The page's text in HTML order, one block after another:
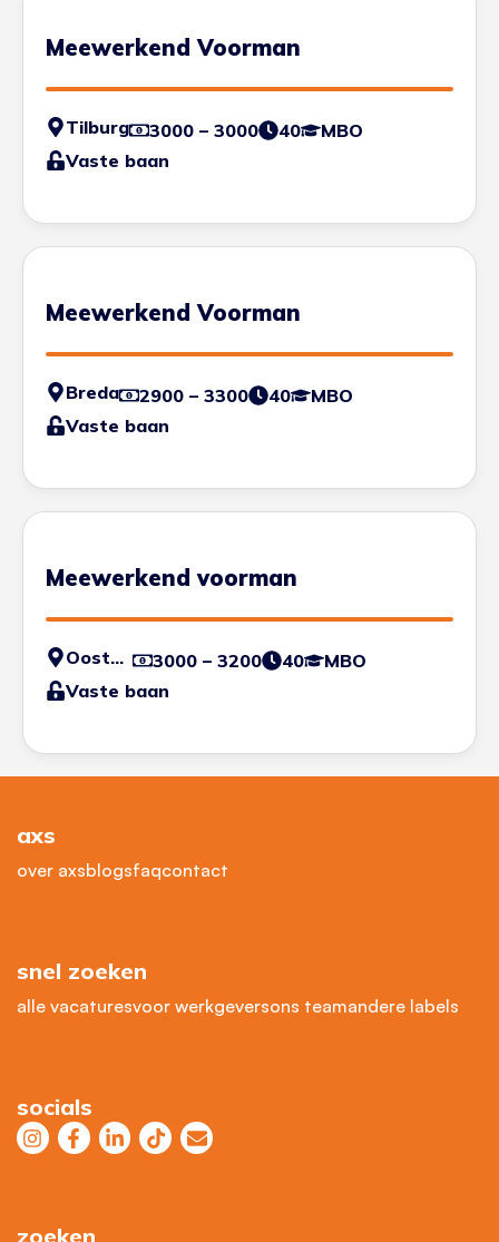
Meewerkend Voorman
Tilburg 3000 – 3000 40
MBO
Vaste baan
Meewerkend Voorman
Breda 2900 – 3300 40
MBO
Vaste baan
Meewerkend voorman
Oosterhout 3000 – 3200 40
MBO
Vaste baan
axs
over axsblogsfaqcontact
snel zoeken
alle vacaturesvoor werkgeversons teamandere labels
socials
zoeken